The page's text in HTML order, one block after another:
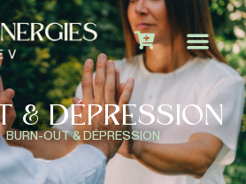
& DÉPRESSION
BURN-OUT & DÉPRESSION